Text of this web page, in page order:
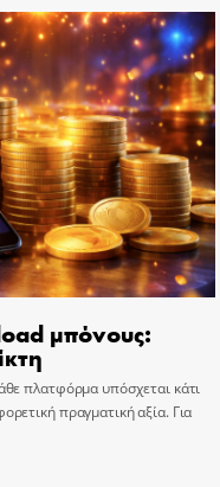
μπόνους:
πλατφόρμα υπόσχεται κάτι
πραγματική αξία. Για